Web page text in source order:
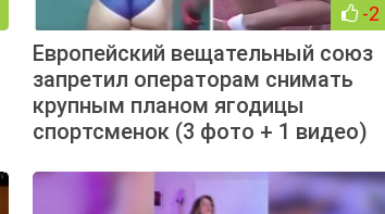
-2
Европейский вещательный союз
запретил операторам снимать
крупным планом ягодицы
спортсменок (3 фото + 1 видео)